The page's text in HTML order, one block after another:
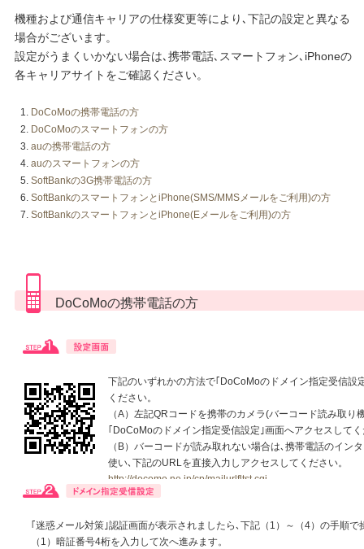
引出物ギフト
カタログギフト
演出用品
内祝い 出産祝い
季節イベント特集
ドメイン指定受信について
お問合せ
機種および通信キャリアの仕様変更等により､下記の設定と異なる
場合がございます。
設定がうまくいかない場合は､携帯電話､スマートフォン､iPhoneの
各キャリアサイトをご確認ください。
DoCoMoの携帯電話の方
DoCoMoのスマートフォンの方
auの携帯電話の方
auのスマートフォンの方
SoftBankの3G携帯電話の方
SoftBankのスマートフォンとiPhone(SMS/MMSメールをご利用)の方
SoftBankのスマートフォンとiPhone(Eメールをご利用)の方
DoCoMoの携帯電話の方
下記のいずれかの方法で｢DoCoMoのドメイン指定受信設
ください。
（A）左記QRコードを携帯のカメラ(バーコード読み取り
｢DoCoMoのドメイン指定受信設定｣画面へアクセスして
（B）バーコードが読み取れない場合は､携帯電話のイン
使い､下記のURLを直接入力しアクセスしてください。
http://docomo.ne.jp/cp/mailurlfltst.cgi
｢迷惑メール対策｣認証画面が表示されましたら､下記（1）～（4）の手順
（1）暗証番号4桁を入力して次へ進みます。